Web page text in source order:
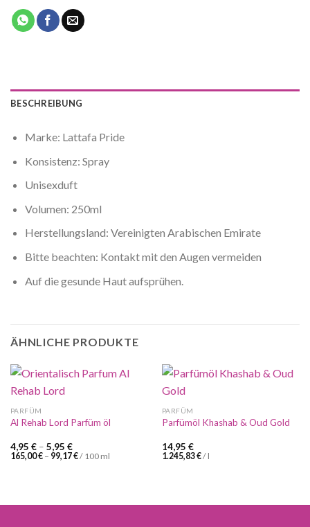
BESCHREIBUNG
Marke: Lattafa Pride
Konsistenz: Spray
Unisexduft
Volumen: 250ml
Herstellungsland: Vereinigten Arabischen Emirate
Bitte beachten: Kontakt mit den Augen vermeiden
Auf die gesunde Haut aufsprühen.
ÄHNLICHE PRODUKTE
PARFÜM
Al Rehab Lord Parfüm öl
4,95 €– 5,95 €
165,00€– 99,17€/ 100 ml
PARFÜM
Parfümöl Khashab & Oud Gold
14,95 €
1.245,83€/ l